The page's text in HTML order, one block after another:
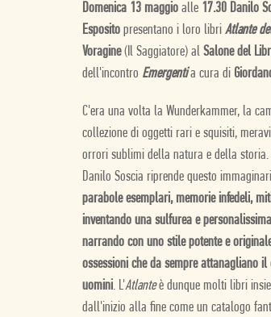
Domenica 13 maggio alle 17.30 Danilo
Esposito presentano i loro libri Atlante
Voragine(Il Saggiatore) al Salone del
dell'incontro Emergentia cura di
C'era una volta la Wunderkammer, la
collezione di oggetti rari e squisiti,
orrori sublimi della natura e della storia.
Danilo Soscia riprende questo
parabole esemplari, memorie infedeli,
inventando una sulfurea e personalissima
narrando con uno stile potente e
ossessioni che da sempre attanagliano
uomini. L'Atlanteè dunque molti libri
dall'inizio alla fine come un catalogo